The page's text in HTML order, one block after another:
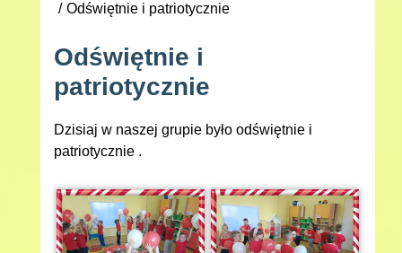
Odświętnie i patriotycznie
Odświętnie i
patriotycznie
Dzisiaj w naszej grupie było odświętnie i
patriotycznie .